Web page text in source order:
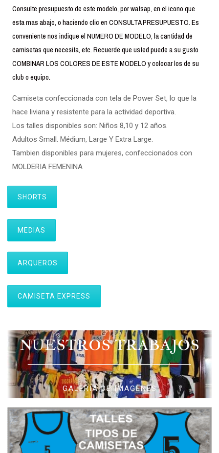
Consulte presupuesto de este modelo, por watsap, en el icono que
esta mas abajo, o haciendo clic en CONSULTA PRESUPUESTO. Es
conveniente nos indique el NUMERO DE MODELO, la cantidad de
camisetas que necesita, etc. Recuerde que usted puede a su gusto
COMBINAR LOS COLORES DE ESTE MODELO y colocar los de su
club o equipo.
Camiseta confeccionada con tela de Power Set, lo que la
hace liviana y resistente para la actividad deportiva.
Los talles disponibles son: Niños 8,10 y 12 años.
Adultos Small. Médium, Large Y Extra Large.
Tambien disponibles para mujeres, confeccionados con
MOLDERIA FEMENINA
SHORTS
MEDIAS
ARQUEROS
CAMISETA EXPRESS
NUESTROS TRABAJOS
GALERIA DE IMAGENES